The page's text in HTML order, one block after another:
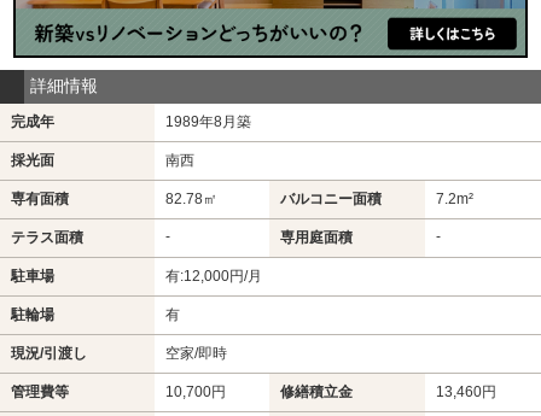
詳細情報
完成年 1989年8月築
採光面 南西
専有面積 82.78㎡ バルコニー面積 7.2m²
テラス面積 - 専用庭面積 -
駐車場 有:12,000円/月
駐輪場 有
現況/引渡し 空家/即時
管理費等 10,700円 修繕積立金 13,460円